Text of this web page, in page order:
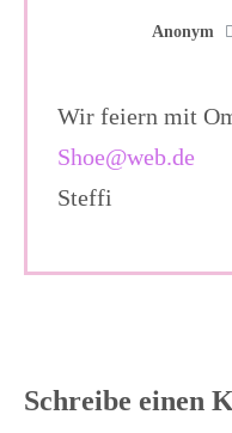
Anonym
Wir feiern mit
Shoe@web.de
Steffi
Schreibe einen